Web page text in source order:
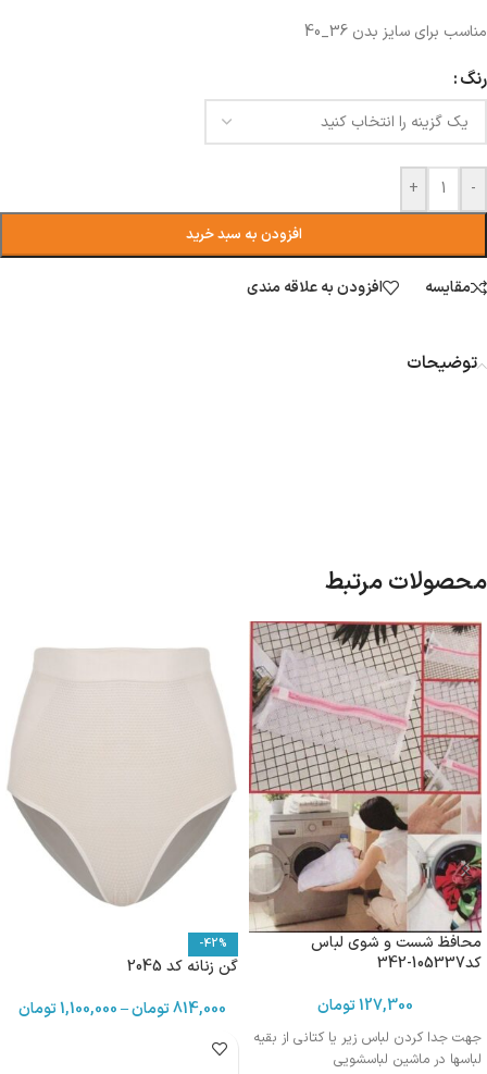
مناسب برای سایز بدن 36_40
رنگ
-
+
افزودن به سبد خرید
مقایسه افزودن به علاقه مندی
توضیحات
محصولات مرتبط
محافظ شست و شوی لباس
کد105337-342
127,300تومان
جهت جدا کردن لباس زیر یا کتانی از بقیه
لباسها در ماشین لباسشویی
-42%
گن زنانه کد 2045
814,000تومان–
1,100,000تومان